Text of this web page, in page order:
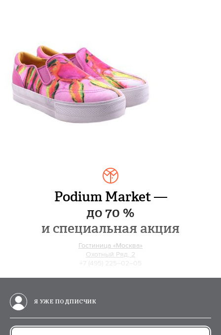
Podium Market —
до 70 %
и специальная акция
Гостиница «Москва»
Охотный Ряд, 2
+7 (495) 225–02–05
Я УЖЕ ПОДПИСЧИК